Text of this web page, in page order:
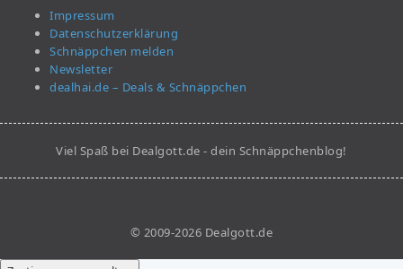
Impressum
Datenschutzerklärung
Schnäppchen melden
Newsletter
dealhai.de – Deals & Schnäppchen
Viel Spaß bei Dealgott.de - dein Schnäppchenblog!
© 2009-2026 Dealgott.de